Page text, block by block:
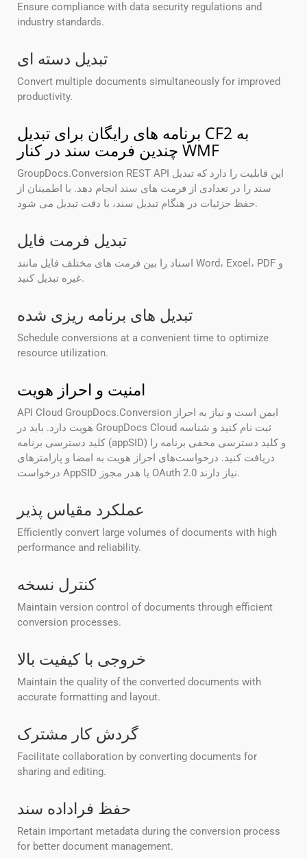
Ensure compliance with data security regulations and
industry standards.
تبدیل دسته ای
Convert multiple documents simultaneously for improved
productivity.
برنامه های رایگان برای تبدیل CF2 به
چندین فرمت سند در کنار WMF
GroupDocs.Conversion REST API این قابلیت را دارد که تبدیل
سند را در تعدادی از فرمت های سند انجام دهد. با اطمینان از
حفظ جزئیات در هنگام تبدیل سند، با دقت تبدیل می شود.
تبدیل فرمت فایل
اسناد را بین فرمت های مختلف فایل مانند Word، Excel، PDF و
غیره تبدیل کنید.
تبدیل های برنامه ریزی شده
Schedule conversions at a convenient time to optimize
resource utilization.
امنیت و احراز هویت
API Cloud GroupDocs.Conversion ایمن است و نیاز به احراز
هویت دارد. باید در GroupDocs Cloud ثبت نام کنید و شناسه
کلید دسترسی برنامه (appSID) و کلید دسترسی مخفی برنامه را
دریافت کنید. درخواست‌های احراز هویت به امضا و پارامترهای
درخواست AppSID یا هدر مجوز OAuth 2.0 نیاز دارند.
عملکرد مقیاس پذیر
Efficiently convert large volumes of documents with high
performance and reliability.
کنترل نسخه
Maintain version control of documents through efficient
conversion processes.
خروجی با کیفیت بالا
Maintain the quality of the converted documents with
accurate formatting and layout.
گردش کار مشترک
Facilitate collaboration by converting documents for
sharing and editing.
حفظ فراداده سند
Retain important metadata during the conversion process
for better document management.